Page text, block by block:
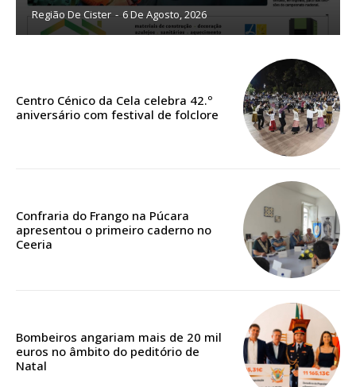
12 meses
Edição em papel entregue à Quinta-feira em sua
casa
ASSINATURA
DIGITAL ANUAL
Região De Cister - 6 De Agosto, 2026
Centro Cénico da Cela celebra 42.º
aniversário com festival de folclore
Confraria do Frango na Púcara
apresentou o primeiro caderno no
Ceeria
Bombeiros angariam mais de 20 mil
euros no âmbito do peditório de
Natal